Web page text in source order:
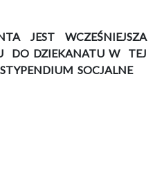
JEST WCZEŚNIEJSZA
DO DZIEKANATU W TEJ
SOCJALNE